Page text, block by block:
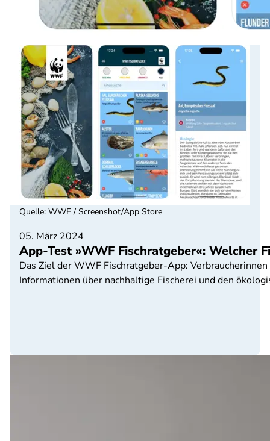
05. März 2024
App-Test »WWF Fischratgeber«: Welcher
Das Ziel der WWF Fischratgeber-App:
Informationen über nachhaltige Fischerei und den
Quelle: WWF / Screenshot/App Store